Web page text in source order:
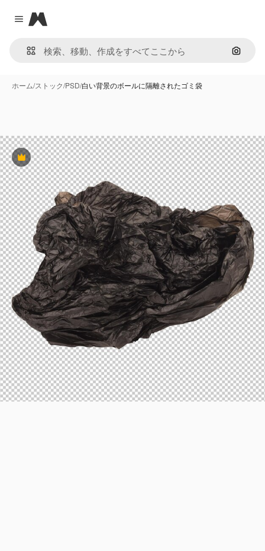
Close menu
Magnific
画像で
ホーム/ストック/PSD/白い背景のボールに隔離されたゴミ袋
Premium